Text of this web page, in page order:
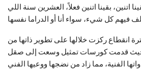
اتنين، بقينا اتنين فعلاً، العشرين سنة اللي
انقطاع ركزت خلالها على تطوير ذاتها من
حيث قدمت كورسات تمثيل وسعت إلى صقل